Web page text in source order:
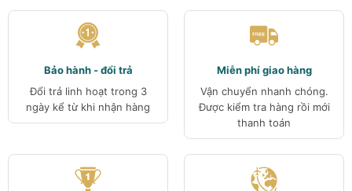
Bảo hành - đổi trả
Đổi trả linh hoạt trong 3
ngày kể từ khi nhận hàng
Miễn phí giao hàng
Vận chuyển nhanh chóng.
Được kiểm tra hàng rồi mới
thanh toán